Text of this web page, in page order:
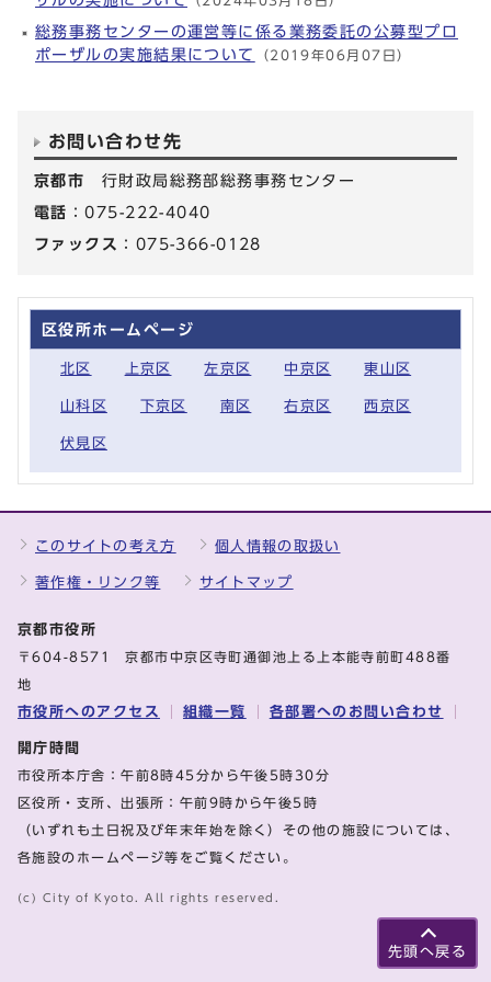
総務事務センターの運営等に係る業務委託の公募型プロ
ポーザルの実施結果について
（2019年06月07日）
お問い合わせ先
京都市 行財政局総務部総務事務センター
電話 ：075-222-4040
ファックス ：075-366-0128
区役所ホームページ
北区 上京区 左京区 中京区 東山区
山科区 下京区 南区 右京区 西京区
伏見区
先頭へ戻る
このサイトの考え方 個人情報の取扱い
著作権・リンク等 サイトマップ
京都市役所
〒604-8571 京都市中京区寺町通御池上る上本能寺前町488番
地
市役所へのアクセス 組織一覧 各部署へのお問い合わせ
開庁時間
市役所本庁舎：午前8時45分から午後5時30分
区役所・支所、出張所：午前9時から午後5時
（いずれも土日祝及び年末年始を除く）その他の施設については、
各施設のホームページ等をご覧ください。
(c) City of Kyoto. All rights reserved.